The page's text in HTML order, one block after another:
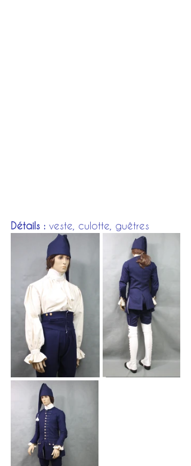
Détails : veste, culotte, guêtres